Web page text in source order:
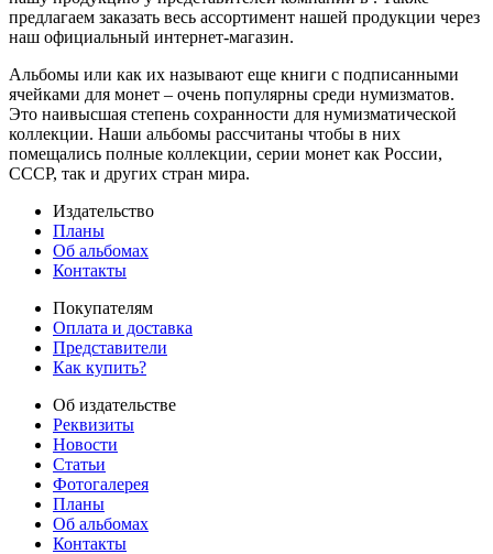
предлагаем заказать весь ассортимент нашей продукции через
наш официальный интернет-магазин.
Альбомы или как их называют еще книги с подписанными
ячейками для монет – очень популярны среди нумизматов.
Это наивысшая степень сохранности для нумизматической
коллекции. Наши альбомы рассчитаны чтобы в них
помещались полные коллекции, серии монет как России,
СССР, так и других стран мира.
Издательство
Планы
Об альбомах
Контакты
Покупателям
Оплата и доставка
Представители
Как купить?
Об издательстве
Реквизиты
Новости
Статьи
Фотогалерея
Планы
Об альбомах
Контакты